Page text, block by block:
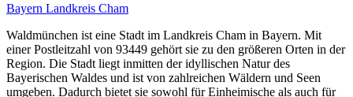
Bayern Landkreis Cham
Waldmünchen ist eine Stadt im Landkreis Cham in Bayern. Mit
einer Postleitzahl von 93449 gehört sie zu den größeren Orten in der
Region. Die Stadt liegt inmitten der idyllischen Natur des
Bayerischen Waldes und ist von zahlreichen Wäldern und Seen
umgeben. Dadurch bietet sie sowohl für Einheimische als auch für